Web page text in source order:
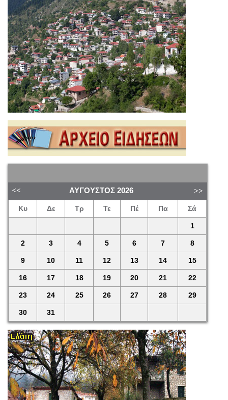
ΑΎΓΟΥΣΤΟΣ 2026
Κυ Δε Τρ Τε Πέ Πα Σά
1
2 3 4 5 6 7 8
9 10 11 12 13 14 15
16 17 18 19 20 21 22
23 24 25 26 27 28 29
30 31